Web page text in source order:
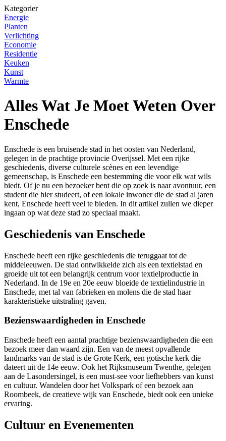
Kategorier
Energie
Planten
Verlichting
Economie
Residentie
Keuken
Kunst
Warmte
Alles Wat Je Moet Weten Over
Enschede
Enschede is een bruisende stad in het oosten van Nederland,
gelegen in de prachtige provincie Overijssel. Met een rijke
geschiedenis, diverse culturele scènes en een levendige
gemeenschap, is Enschede een bestemming die voor elk wat wils
biedt. Of je nu een bezoeker bent die op zoek is naar avontuur, een
student die hier studeert, of een lokale inwoner die de stad al jaren
kent, Enschede heeft veel te bieden. In dit artikel zullen we dieper
ingaan op wat deze stad zo speciaal maakt.
Geschiedenis van Enschede
Enschede heeft een rijke geschiedenis die teruggaat tot de
middeleeuwen. De stad ontwikkelde zich als een textielstad en
groeide uit tot een belangrijk centrum voor textielproductie in
Nederland. In de 19e en 20e eeuw bloeide de textielindustrie in
Enschede, met tal van fabrieken en molens die de stad haar
karakteristieke uitstraling gaven.
Bezienswaardigheden in Enschede
Enschede heeft een aantal prachtige bezienswaardigheden die een
bezoek meer dan waard zijn. Een van de meest opvallende
landmarks van de stad is de Grote Kerk, een gotische kerk die
dateert uit de 14e eeuw. Ook het Rijksmuseum Twenthe, gelegen
aan de Lasondersingel, is een must-see voor liefhebbers van kunst
en cultuur. Wandelen door het Volkspark of een bezoek aan
Roombeek, de creatieve wijk van Enschede, biedt ook een unieke
ervaring.
Cultuur en Evenementen